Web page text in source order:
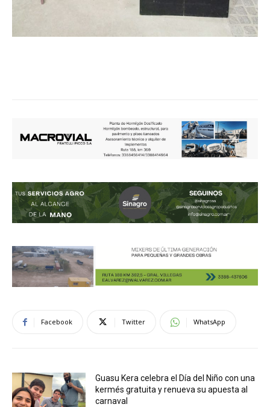
Facebook Twitter WhatsApp
Guasu Kera celebra el Día del Niño con una
kermés gratuita y renueva su apuesta al
carnaval